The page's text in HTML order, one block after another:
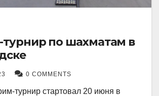
турнир по шахматам в
0 COMMENTS
турнир стартовал 20 июня в